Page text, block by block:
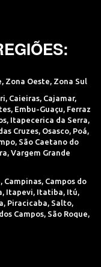
, Zona Oeste, Zona Sul
, Caieiras, Cajamar,
, Embu-Guaçu, Ferraz
, Itapecerica da Serra,
Cruzes, Osasco, Poá,
, São Caetano do
, Vargem Grande
, Campinas, Campos do
, Itapevi, Itatiba, Itú,
, Piracicaba, Salto,
Campos, São Roque,